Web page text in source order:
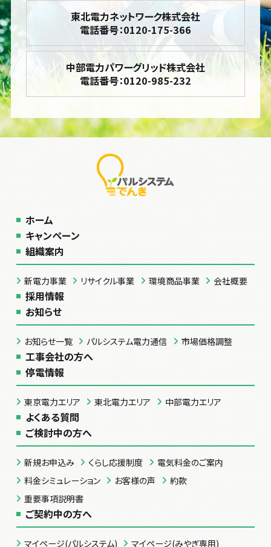
東北電力ネットワーク株式会社
電話番号：0120-175-366
中部電力パワーグリッド株式会社
電話番号：0120-985-232
ホーム
キャンペーン
組織案内
新電力事業 リサイクル事業 環境商品事業 会社概要
採用情報
お知らせ
お知らせ一覧 パルシステム電力通信 市場価格調整
工事会社の方へ
停電情報
東京電力エリア 東北電力エリア 中部電力エリア
よくある質問
ご検討中の方へ
新規お申込み くらし応援制度
電気料金のご案内
料金シミュレーション
お客様の声
約款
重要事項説明書
ご契約中の方へ
マイページ(パルシステム) マイページ(みやぎ専用)